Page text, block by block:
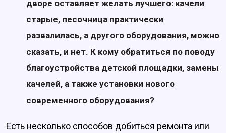
дворе оставляет желать лучшего: качели
старые, песочница практически
развалилась, а другого оборудования, можно
сказать, и нет. К кому обратиться по поводу
благоустройства детской площадки, замены
качелей, а также установки нового
современного оборудования?
Есть несколько способов добиться ремонта или